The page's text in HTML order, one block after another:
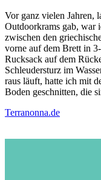
Vor ganz vielen Jahren,
Outdoorkrams gab, war
zwischen den
vorne auf dem Brett in
Rucksack auf dem
Schleudersturz im
raus läuft, hatte ich mit
Boden geschnitten, die
Terranonna.de